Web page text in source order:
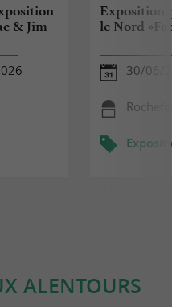
& Jim
Exposition
le Nord
30/06/
ALENTOURS